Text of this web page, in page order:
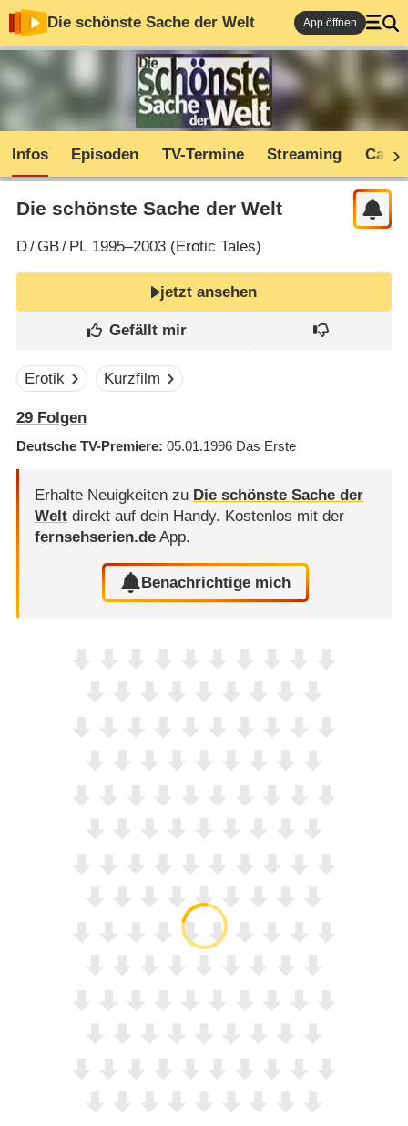
Die schönste Sache der Welt App öffnen
Infos Episoden TV-Termine Streaming Cast
Die schönste Sache der Welt
D/ GB/ PL1995–2003 (Erotic Tales)
jetzt ansehen
Erotik Kurzfilm
29Folgen
Deutsche TV-Premiere 05.01.1996 Das Erste
Erhalte Neuigkeiten zu Die schönste Sache der
Weltdirekt auf dein Handy. Kostenlos mit der
fernsehserien.deApp.
Benachrichtige mich